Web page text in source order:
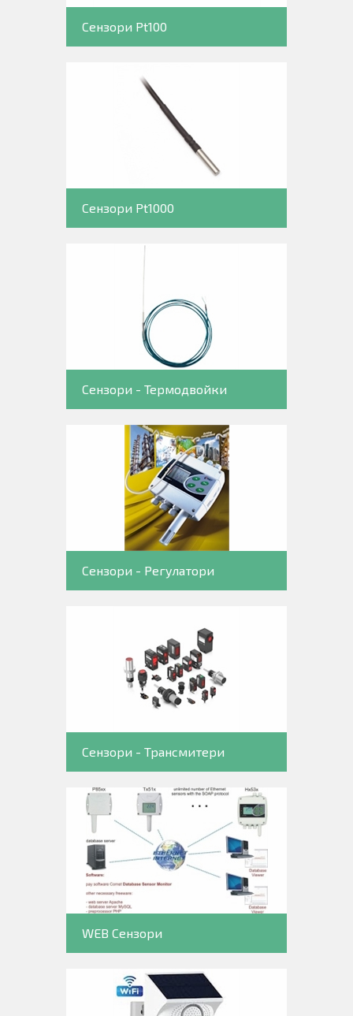
Сензори Pt100
Сензори Pt1000
Сензори - Термодвойки
Сензори - Регулатори
Сензори - Трансмитери
WEB Сензори